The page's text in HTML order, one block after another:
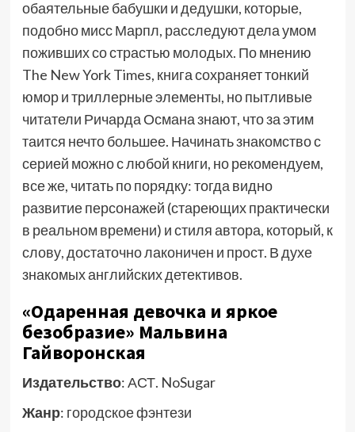
обаятельные бабушки и дедушки, которые,
подобно мисс Марпл, расследуют дела умом
поживших со страстью молодых. По мнению
The New York Times, книга сохраняет тонкий
юмор и триллерные элементы, но пытливые
читатели Ричарда Османа знают, что за этим
таится нечто большее. Начинать знакомство с
серией можно с любой книги, но рекомендуем,
все же, читать по порядку: тогда видно
развитие персонажей (стареющих практически
в реальном времени) и стиля автора, который, к
слову, достаточно лаконичен и прост. В духе
знакомых английских детективов.
«Одаренная девочка и яркое
безобразие» Мальвина
Гайворонская
Издательство: АСТ. NoSugar
Жанр: городское фэнтези